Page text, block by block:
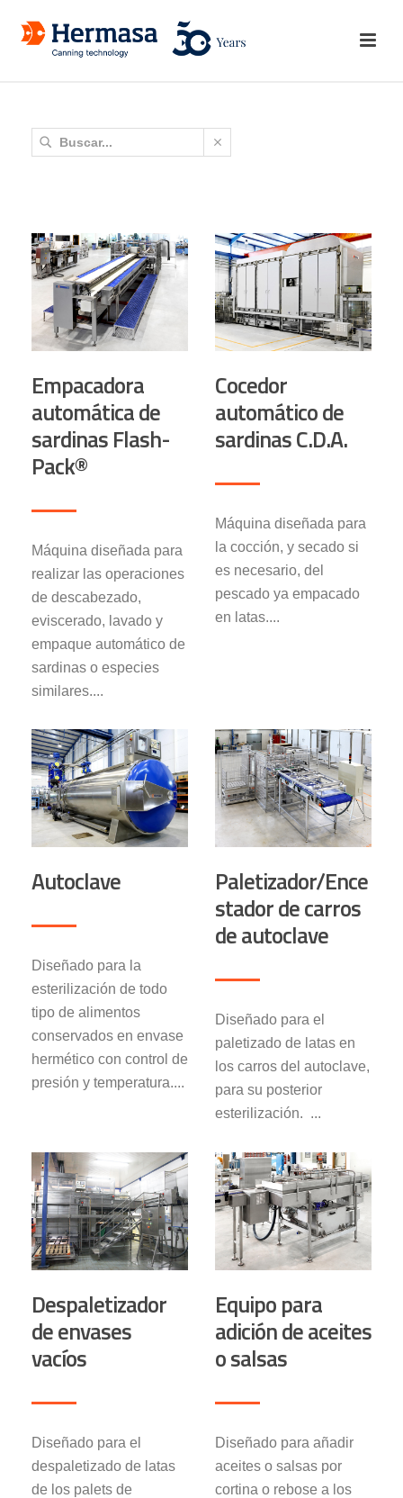
Empacadora
automática de
sardinas Flash-
Pack®
Máquina diseñada para
realizar las operaciones
de descabezado,
eviscerado, lavado y
empaque automático de
sardinas o especies
similares....
Cocedor
automático de
sardinas C.D.A.
Máquina diseñada para
la cocción, y secado si
es necesario, del
pescado ya empacado
en latas....
Autoclave
Diseñado para la
esterilización de todo
tipo de alimentos
conservados en envase
hermético con control de
presión y temperatura....
Paletizador/Ence
stador de carros
de autoclave
Diseñado para el
paletizado de latas en
los carros del autoclave,
para su posterior
esterilización. ...
Despaletizador
de envases
vacíos
Diseñado para el
despaletizado de latas
de los palets de
Equipo para
adición de aceites
o salsas
Diseñado para añadir
aceites o salsas por
cortina o rebose a los